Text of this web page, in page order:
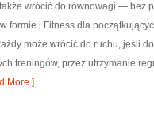
wrócić do równowagi — bez
formie i Fitness dla
może wrócić do ruchu, jeśli
treningów, przez utrzymanie
More ]